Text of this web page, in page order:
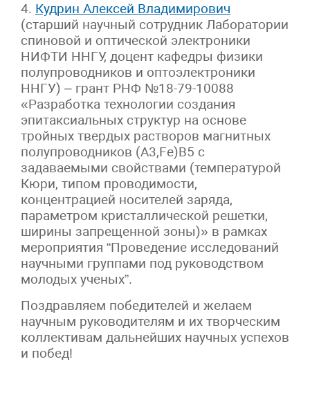
4. Кудрин Алексей Владимирович
(старший научный сотрудник Лаборатории
спиновой и оптической электроники
НИФТИ ННГУ, доцент кафедры физики
полупроводников и оптоэлектроники
ННГУ) – грант РНФ №18-79-10088
«Разработка технологии создания
эпитаксиальных структур на основе
тройных твердых растворов магнитных
полупроводников (А3,Fe)В5 с
задаваемыми свойствами (температурой
Кюри, типом проводимости,
концентрацией носителей заряда,
параметром кристаллической решетки,
ширины запрещенной зоны)» в рамках
мероприятия “Проведение исследований
научными группами под руководством
молодых ученых”.
Поздравляем победителей и желаем
научным руководителям и их творческим
коллективам дальнейших научных успехов
и побед!